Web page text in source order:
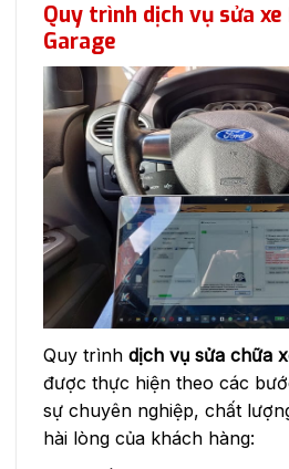
Quy trình dịch vụ sửa
Garage
Quy trình dịch vụ sửa chữa
được thực hiện theo các
sự chuyên nghiệp, chất
hài lòng của khách hàng: